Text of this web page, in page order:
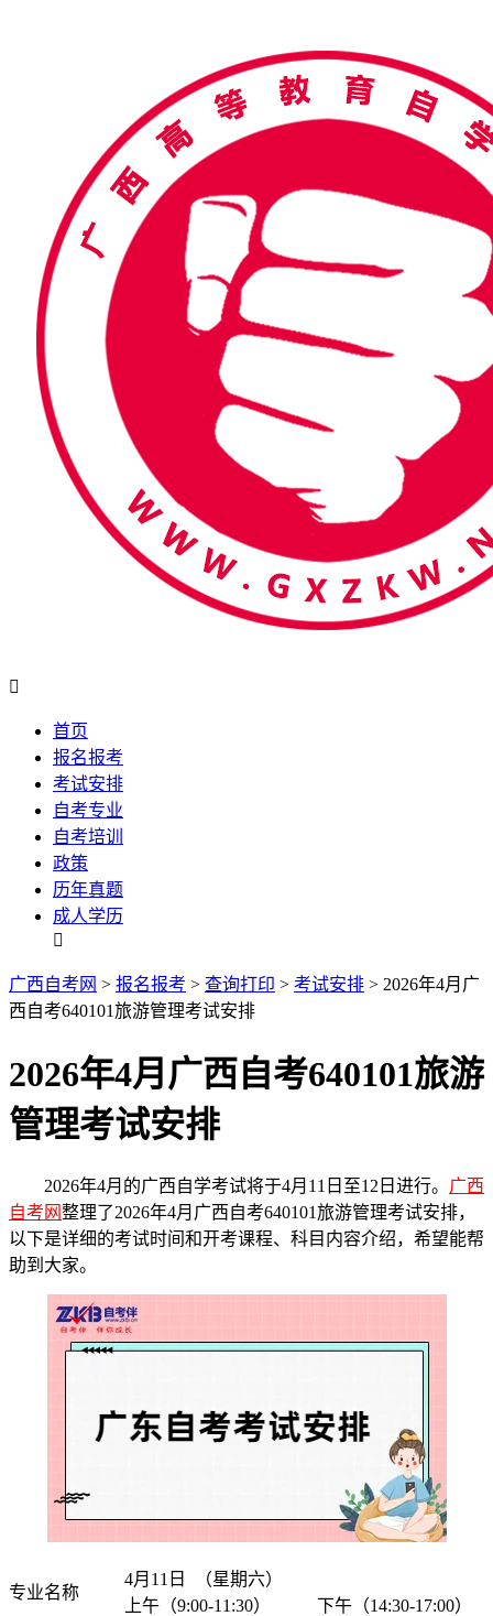

首页
报名报考
考试安排
自考专业
自考培训
政策
历年真题
成人学历

广西自考网 > 报名报考 > 查询打印 > 考试安排 > 2026年4月广
西自考640101旅游管理考试安排
2026年4月广西自考640101旅游
管理考试安排
2026年4月的广西自学考试将于4月11日至12日进行。 广西
自考网整理了2026年4月广西自考640101旅游管理考试安排，
以下是详细的考试时间和开考课程、科目内容介绍，希望能帮
助到大家。
专业名称
4月11日 （星期六）
上午（9:00-11:30）
下午（14:30-17:00）